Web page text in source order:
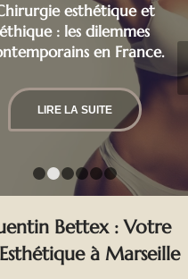
esthétique et
éthique : les dilemmes
en France.
LIRE LA SUITE
Suivant
1 3
Bettex : Votre
à Marseille